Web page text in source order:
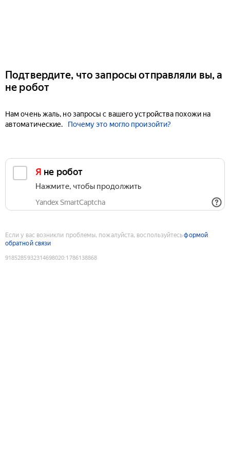
Подтвердите, что запросы отправляли вы, а
не робот
Нам очень жаль, но запросы с вашего устройства похожи на
автоматические.
Почему это могло произойти?
Я не робот
Нажмите, чтобы продолжить
Yandex SmartCaptcha
Если у вас возникли проблемы, пожалуйста, воспользуйтесьформой
обратной связи
9185285932314698020:1786138868